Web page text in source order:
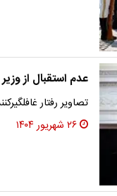
عدم استقبال از
تصاویر رفتار
۲۶ شهریور ۱۴۰۴